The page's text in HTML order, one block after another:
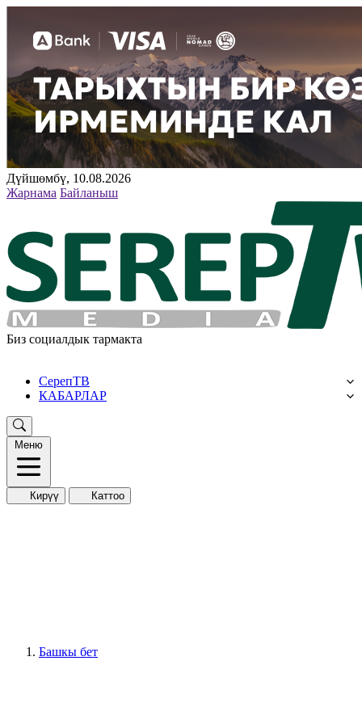
Дүйшөмбү, 10.08.2026
Жарнама Байланыш
Биз социалдык тармакта
СерепТВ
КАБАРЛАР
Меню
Кирүү Каттоо
Башкы бет